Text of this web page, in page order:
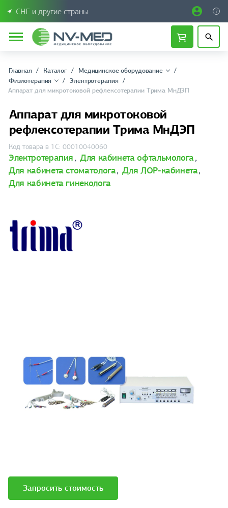
СНГ и другие страны
Главная Каталог
Медицинское оборудование
Физиотерапия
Электротерапия
Аппарат для микротоковой рефлексотерапии Трима МнДЭП
Аппарат для микротоковой
рефлексотерапии Трима МнДЭП
Код товара в 1С: 00010040060
Электротерапия, Для кабинета офтальмолога,
Для кабинета стоматолога, Для ЛОР-кабинета,
Для кабинета гинеколога
Запросить стоимость